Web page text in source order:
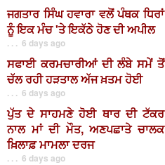
ਜਗਤਾਰ ਸਿੰਘ ਹਵਾਰਾ ਵਲੋਂ ਪੰਥਕ ਧਿਰਾਂ
ਨੂੰ ਇਕ ਮੰਚ 'ਤੇ ਇਕੱਠੇ ਹੋਣ ਦੀ ਅਪੀਲ
. . . 6 days ago
ਸਫਾਈ ਕਰਮਚਾਰੀਆਂ ਦੀ ਲੰਬੇ ਸਮੇਂ ਤੋਂ
ਚੱਲ ਰਹੀ ਹੜਤਾਲ ਅੱਜ ਖ਼ਤਮ ਹੋਈ
. . . 6 days ago
ਪੁੱਤ ਦੇ ਸਾਹਮਣੇ ਹੋਈ ਥਾਰ ਦੀ ਟੱਕਰ
ਨਾਲ ਮਾਂ ਦੀ ਮੌਤ, ਅਣਪਛਾਤੇ ਚਾਲਕ
ਖ਼ਿਲਾਫ਼ ਮਾਮਲਾ ਦਰਜ
. . . 6 days ago